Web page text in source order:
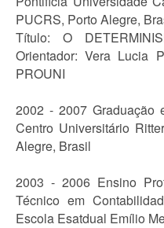
PUCRS, Porto Alegre,
Título: O
Orientador: Vera Lucia
PROUNI
2002 - 2007 Graduação
Centro Universitário
Alegre, Brasil
2003 - 2006 Ensino
Técnico em
Escola Esatdual Emílio